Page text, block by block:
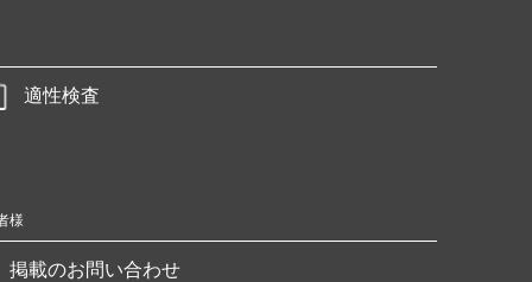
適性検査
様
掲載のお問い合わせ